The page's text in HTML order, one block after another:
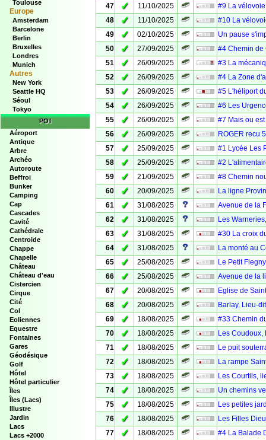
Toulouse
Europe
Amsterdam
Barcelone
Berlin
Bruxelles
Londres
Munich
Autres
New York
Seattle HQ
Séoul
Tokyo
POI
Aéroport
Antique
Arbre
Archéo
Autoroute
Beffroi
Bunker
Camping
Cap
Cascades
Cavité
Cathédrale
Centroide
Chappe
Chapelle
Château
Château d'eau
Cistercien
Cirque
Cité
Col
Eoliennes
Equestre
Fontaines
Gares
Géodésique
Golf
Hôtel
Hôtel particulier
Îles
Îles (Lacs)
Illustre
Jardin
Lacs
Lacs +2000
47
✓ 11/10/2025
#9 La
48
✓ 11/10/2025
#10 La
49
✓ 02/10/2025
Un pause
50
✓ 27/09/2025
#4 Chemin de
51
✓ 26/09/2025
#3 La
52
✓ 26/09/2025
#4 La Zone
53
✓ 26/09/2025
#5 L'héliport
54
✓ 26/09/2025
#6 Les
55
✓ 26/09/2025
#7 Mais ou
56
✓ 26/09/2025
ROGER recu
57
✓ 25/09/2025
#1 Lycée Les
58
✓ 25/09/2025
#2
59
✓ 21/09/2025
#8 Chemin
60
✓ 20/09/2025
La ligne
61
✓ 31/08/2025
Avenue de la
62
✓ 31/08/2025
Les
63
✓ 31/08/2025
#30 La croix
64
✓ 31/08/2025
La monté au
65
✓ 25/08/2025
Le Petit Flegny
66
✓ 25/08/2025
Avenue de la
67
✓ 20/08/2025
Eglise de
68
✓ 20/08/2025
Barlay, Lieu-
69
✓ 18/08/2025
#33 Chemin
70
✓ 18/08/2025
Les Coudoux,
71
✓ 18/08/2025
Le puit
72
✓ 18/08/2025
La rampe
73
✓ 18/08/2025
Les Courtils,
74
✓ 18/08/2025
Un chemins
75
✓ 18/08/2025
Les petites
76
✓ 18/08/2025
Les Filles
77
✓ 18/08/2025
#4 La Balade